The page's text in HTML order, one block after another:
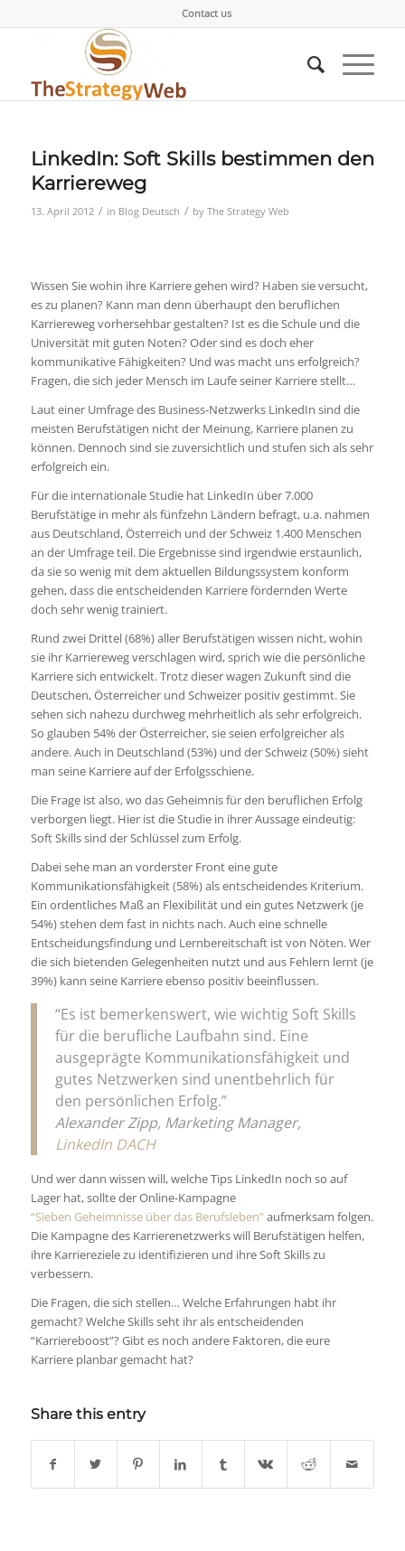
Contact us
LinkedIn: Soft Skills bestimmen den
Karriereweg
13. April 2012 / in Blog Deutsch / by The Strategy Web
Wissen Sie wohin ihre Karriere gehen wird? Haben sie versucht,
es zu planen? Kann man denn überhaupt den beruflichen
Karriereweg vorhersehbar gestalten? Ist es die Schule und die
Universität mit guten Noten? Oder sind es doch eher
kommunikative Fähigkeiten? Und was macht uns erfolgreich?
Fragen, die sich jeder Mensch im Laufe seiner Karriere stellt…
Laut einer Umfrage des Business-Netzwerks LinkedIn sind die
meisten Berufstätigen nicht der Meinung, Karriere planen zu
können. Dennoch sind sie zuversichtlich und stufen sich als sehr
erfolgreich ein.
Für die internationale Studie hat LinkedIn über 7.000
Berufstätige in mehr als fünfzehn Ländern befragt, u.a. nahmen
aus Deutschland, Österreich und der Schweiz 1.400 Menschen
an der Umfrage teil. Die Ergebnisse sind irgendwie erstaunlich,
da sie so wenig mit dem aktuellen Bildungssystem konform
gehen, dass die entscheidenden Karriere fördernden Werte
doch sehr wenig trainiert.
Rund zwei Drittel (68%) aller Berufstätigen wissen nicht, wohin
sie ihr Karriereweg verschlagen wird, sprich wie die persönliche
Karriere sich entwickelt. Trotz dieser wagen Zukunft sind die
Deutschen, Österreicher und Schweizer positiv gestimmt. Sie
sehen sich nahezu durchweg mehrheitlich als sehr erfolgreich.
So glauben 54% der Österreicher, sie seien erfolgreicher als
andere. Auch in Deutschland (53%) und der Schweiz (50%) sieht
man seine Karriere auf der Erfolgsschiene.
Die Frage ist also, wo das Geheimnis für den beruflichen Erfolg
verborgen liegt. Hier ist die Studie in ihrer Aussage eindeutig:
Soft Skills sind der Schlüssel zum Erfolg.
Dabei sehe man an vorderster Front eine gute
Kommunikationsfähigkeit (58%) als entscheidendes Kriterium.
Ein ordentliches Maß an Flexibilität und ein gutes Netzwerk (je
54%) stehen dem fast in nichts nach. Auch eine schnelle
Entscheidungsfindung und Lernbereitschaft ist von Nöten. Wer
die sich bietenden Gelegenheiten nutzt und aus Fehlern lernt (je
39%) kann seine Karriere ebenso positiv beeinflussen.
“Es ist bemerkenswert, wie wichtig Soft Skills
für die berufliche Laufbahn sind. Eine
ausgeprägte Kommunikationsfähigkeit und
gutes Netzwerken sind unentbehrlich für
den persönlichen Erfolg.”
Alexander Zipp, Marketing Manager,
LinkedIn DACH
Und wer dann wissen will, welche Tips LinkedIn noch so auf
Lager hat, sollte der Online-Kampagne
“Sieben Geheimnisse über das Berufsleben”aufmerksam folgen.
Die Kampagne des Karrierenetzwerks will Berufstätigen helfen,
ihre Karriereziele zu identifizieren und ihre Soft Skills zu
verbessern.
Die Fragen, die sich stellen… Welche Erfahrungen habt ihr
gemacht? Welche Skills seht ihr als entscheidenden
“Karriereboost”? Gibt es noch andere Faktoren, die eure
Karriere planbar gemacht hat?
Share this entry